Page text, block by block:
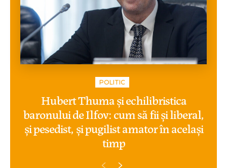
POLITIC
Hubert Thuma și echilibristica
baronului de Ilfov: cum să fii și liberal,
și pesedist, și pugilist amator în același
timp